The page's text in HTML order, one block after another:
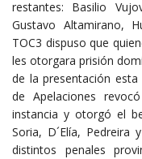
restantes: Basilio
Gustavo Altamirano,
TOC3 dispuso que
les otorgara prisión
de la presentación
de Apelaciones
instancia y otorgó el
Soria, D´Elía, Pedreira
distintos penales